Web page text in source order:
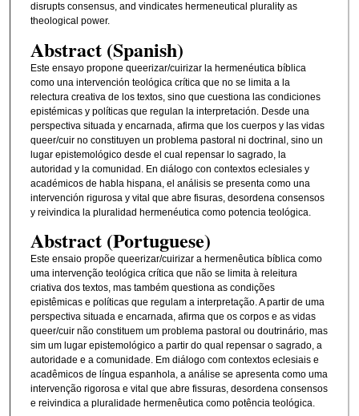
disrupts consensus, and vindicates hermeneutical plurality as
theological power.
Abstract (Spanish)
Este ensayo propone queerizar/cuirizar la hermenéutica bíblica
como una intervención teológica crítica que no se limita a la
relectura creativa de los textos, sino que cuestiona las condiciones
epistémicas y políticas que regulan la interpretación. Desde una
perspectiva situada y encarnada, afirma que los cuerpos y las vidas
queer/cuir no constituyen un problema pastoral ni doctrinal, sino un
lugar epistemológico desde el cual repensar lo sagrado, la
autoridad y la comunidad. En diálogo con contextos eclesiales y
académicos de habla hispana, el análisis se presenta como una
intervención rigurosa y vital que abre fisuras, desordena consensos
y reivindica la pluralidad hermenéutica como potencia teológica.
Abstract (Portuguese)
Este ensaio propõe queerizar/cuirizar a hermenêutica bíblica como
uma intervenção teológica crítica que não se limita à releitura
criativa dos textos, mas também questiona as condições
epistêmicas e políticas que regulam a interpretação. A partir de uma
perspectiva situada e encarnada, afirma que os corpos e as vidas
queer/cuir não constituem um problema pastoral ou doutrinário, mas
sim um lugar epistemológico a partir do qual repensar o sagrado, a
autoridade e a comunidade. Em diálogo com contextos eclesiais e
acadêmicos de língua espanhola, a análise se apresenta como uma
intervenção rigorosa e vital que abre fissuras, desordena consensos
e reivindica a pluralidade hermenêutica como potência teológica.